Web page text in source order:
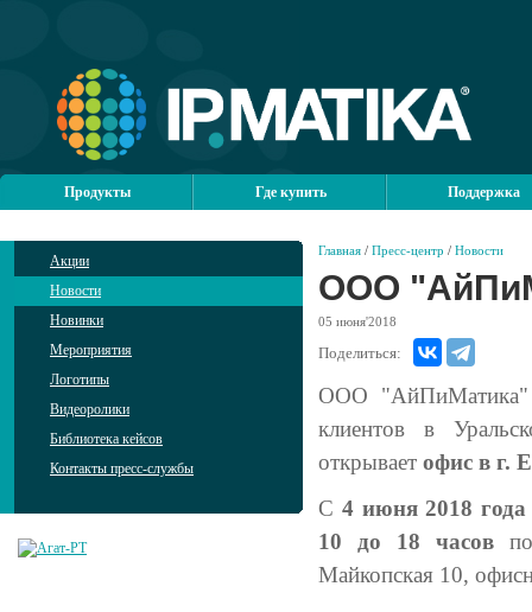
Продукты Где купить Поддержка
Акции
Новости
Новинки
Мероприятия
Логотипы
Видеоролики
Библиотека кейсов
Контакты пресс-службы
Главная / Пресс-центр / Новости
ООО
05 июня'2018
Поделиться:
ООО "АйПиМатика"
клиентов в
открывает офис в г.
С 4 июня 2018 года
10 до 18 часов
Майкопская 10,